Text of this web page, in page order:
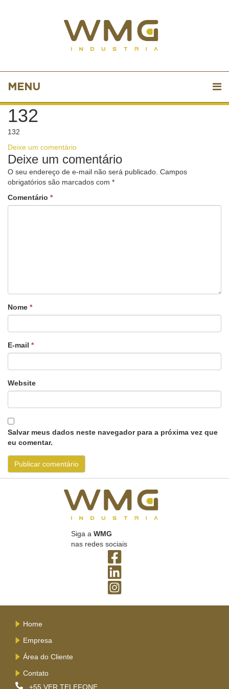
MENU
132
132
Deixe um comentário
Deixe um comentário
O seu endereço de e-mail não será publicado. Campos
obrigatórios são marcados com *
Comentário *
Nome *
E-mail *
Website
Salvar meus dados neste navegador para a próxima vez que
eu comentar.
Siga a WMG
nas redes sociais
Home
Empresa
Área do Cliente
Contato
+55 VER TELEFONE